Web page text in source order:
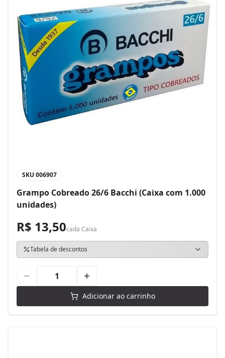
SKU 006907
Grampo Cobreado 26/6 Bacchi (Caixa com 1.000
unidades)
R$ 13,50cada Caixa
Tabela de descontos
Adicionar ao carrinho